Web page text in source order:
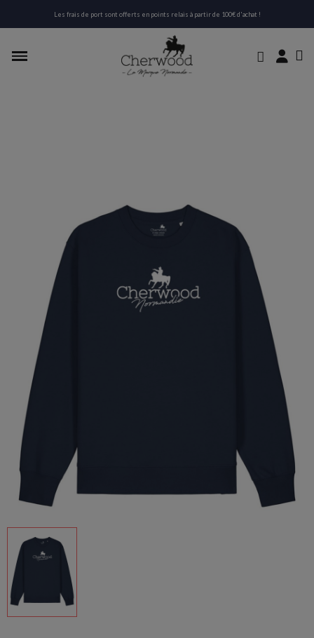
Les frais de port sont offerts en points relais à partir de 100€ d'achat !